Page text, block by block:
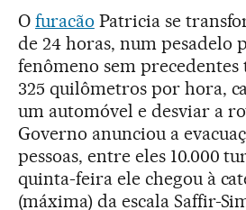
O furacão Patricia se
de 24 horas, num pesadelo
fenômeno sem precedentes
325 quilômetros por hora,
um automóvel e desviar a
Governo anunciou a
pessoas, entre eles 10.000
quinta-feira ele chegou à
(máxima) da escala Saffir-